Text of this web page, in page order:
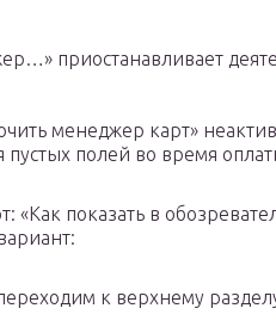
приостанавливает
менеджер карт»
полей во время
«Как показать в
к верхнему